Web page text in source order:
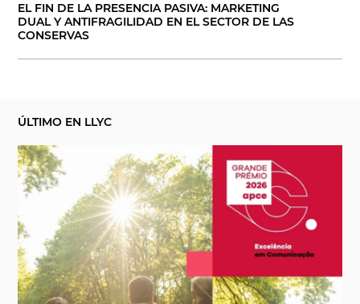
EL FIN DE LA PRESENCIA PASIVA: MARKETING
DUAL Y ANTIFRAGILIDAD EN EL SECTOR DE LAS
CONSERVAS
ÚLTIMO EN LLYC